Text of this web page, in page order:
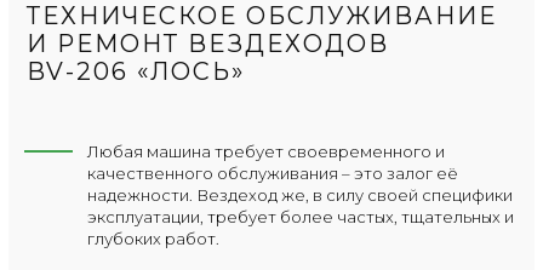
ТЕХНИЧЕСКОЕ ОБСЛУЖИВАНИЕ
И РЕМОНТ ВЕЗДЕХОДОВ
BV-206 «ЛОСЬ»
Любая машина требует своевременного и
качественного обслуживания – это залог её
надежности. Вездеход же, в силу своей специфики
эксплуатации, требует более частых, тщательных и
глубоких работ.